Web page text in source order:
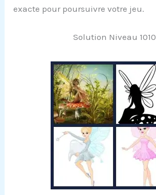
exacte pour poursuivre votre jeu.
Solution Niveau 1010